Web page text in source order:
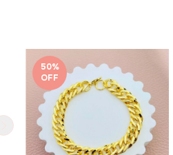
50%
OFF